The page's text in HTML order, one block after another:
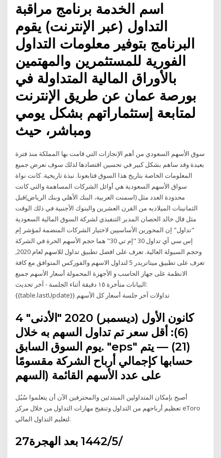
اسم الخدمة برنامج مراقبة
التداول (عبر الإنترنت) يقوم
البرنامج بتوفير معلومات التداول
الفورية للمستثمرين والمهتمين
بالأوراق المالية المتداولة في
بورصة عمان عن طريق الإنترنت
لمتابعة إستثماراتهم بشكل يومي
ومباشر، حيث
سوق الأسهم السعودي من أهم الإنجازات التي قامت بها المملكة منذ فترة
بعيدة وقد ساهم بشكل كبير في تحسين اقتصادها لذلك سوف نعرض جميع
المعلومات الخاصة بتاريخ هذا السوق فتابعونا. نبذة تاريخية. كانت نواة
سواق الأسهم السعودية هي أوائل الشركات المساهمة والتي كانت
محدودة العدد مثل (اسمنت العربية، البنك الأهلي وبنك الرياض)قبل
الثمانينات الميلاديه من القرن العشرين والبنوك الأجنبية في ذلك الوقت
مثل قال خالد الحصان المدير التنفيذي لشركة السوق المالية السعودية
"تداول" إن المحورين الأساسيين لاختيار الشركات المنضمة لمؤشر إم
إس سي آي تداول 30 "إم تي 30" هما حجم الأسهم الحرة في الشركة
وحجم السيولة العالية. تعرف على افضل تطبيق تداول للاسهم لعام 2020,
تعرف على تطبيق ميتاتريدر 5 لتداول الاسهم والفوركس المتوافق مع كافة
الانظمة على جهاز الحاسب و الأجهزة المحمولة أسعار الأسهم جميع
البيانات متأخرة ١٥ دقيقة أثناء الجلسة - آخر تحديث:
{{table.lastUpdate}} تداولات آخر جلسة أسعار كل الأسهم
4 كانون الأول (ديسمبر) 2020 "الأدنى"
(6): أقل سعر تم تداول السهم به خلال
يوم السوق السابق. "eps" ‏(21) ‏—‏ يتم
حسابها كإجمالي أرباح الشركة مقسومًا
أصبح بإمكان المتداولين المبتدئين والمحترفين الآن أن يتعلموا سُبُل
تعظيم أرباحهم من التداول وتنقيح مهارات التداول من خلال مركز eToro
لتعليم التداول المالي.
27‏‏/5‏‏/1442 بعد الهجرة